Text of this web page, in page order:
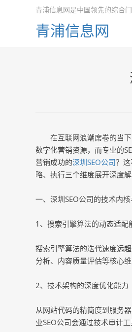
青浦信息网是中国领先的综合
青浦信息网
在互联网浪潮席卷的当
数字化营销资源，而专业的
营销成功的深圳SEO公司？
略、执行三个维度展开深度解
一、深圳SEO公司的技术内
1、搜索引擎算法的动态适配
搜索引擎算法的迭代速度远
分析、内容质量评估等核心
2、技术架构的深度优化能力
从网站代码的精简度到服务
业SEO公司会通过技术审计